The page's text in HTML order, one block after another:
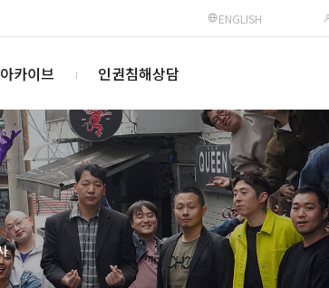
ENGLISH
아카이브 인권침해상담